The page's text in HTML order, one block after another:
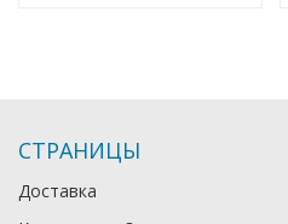
СТРАНИЦЫ
Доставка